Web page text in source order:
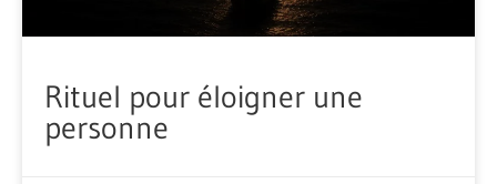
Rituel pour éloigner une
personne